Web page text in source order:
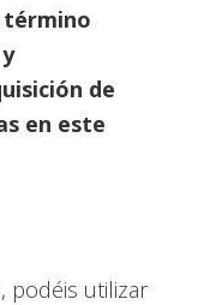
término
de
en este
podéis utilizar